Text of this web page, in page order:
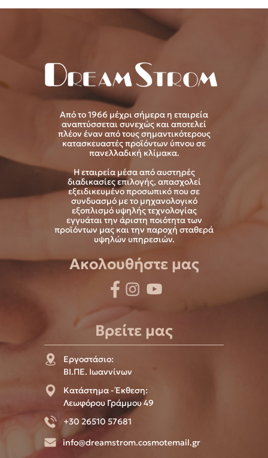
Από το 1966 μέχρι σήμερα η εταιρεία
αναπτύσσεται συνεχώς και αποτελεί
πλέον έναν από τους σημαντικότερους
κατασκευαστές προϊόντων ύπνου σε
πανελλαδική κλίμακα.
Η εταιρεία μέσα από αυστηρές
διαδικασίες επιλογής, απασχολεί
εξειδικευμένο προσωπικό που σε
συνδυασμό με το μηχανολογικό
εξοπλισμό υψηλής τεχνολογίας
εγγυάται την άριστη ποιότητα των
προϊόντων μας και την παροχή σταθερά
υψηλών υπηρεσιών.
Ακολουθήστε μας
Βρείτε μας
Εργοστάσιο:
ΒΙ.ΠΕ. Ιωαννίνων
Κατάστημα - Έκθεση:
Λεωφόρου Γράμμου 49
+30 26510 57681
info@dreamstrom.cosmotemail.gr